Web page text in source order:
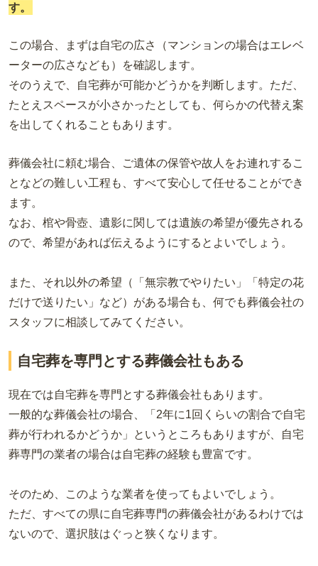
す。
この場合、まずは自宅の広さ（マンションの場合はエレベ
ーターの広さなども）を確認します。
そのうえで、自宅葬が可能かどうかを判断します。ただ、
たとえスペースが小さかったとしても、何らかの代替え案
を出してくれることもあります。
葬儀会社に頼む場合、ご遺体の保管や故人をお連れするこ
となどの難しい工程も、すべて安心して任せることができ
ます。
なお、棺や骨壺、遺影に関しては遺族の希望が優先される
ので、希望があれば伝えるようにするとよいでしょう。
また、それ以外の希望（「無宗教でやりたい」「特定の花
だけで送りたい」など）がある場合も、何でも葬儀会社の
スタッフに相談してみてください。
自宅葬を専門とする葬儀会社もある
現在では自宅葬を専門とする葬儀会社もあります。
一般的な葬儀会社の場合、「2年に1回くらいの割合で自宅
葬が行われるかどうか」というところもありますが、自宅
葬専門の業者の場合は自宅葬の経験も豊富です。
そのため、このような業者を使ってもよいでしょう。
ただ、すべての県に自宅葬専門の葬儀会社があるわけでは
ないので、選択肢はぐっと狭くなります。